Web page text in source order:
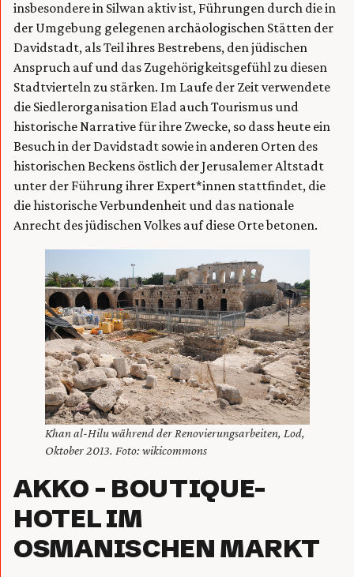
insbesondere in Silwan aktiv ist, Führungen durch die in
der Umgebung gelegenen archäologischen Stätten der
Davidstadt, als Teil ihres Bestrebens, den jüdischen
Anspruch auf und das Zugehörigkeitsgefühl zu diesen
Stadtvierteln zu stärken. Im Laufe der Zeit verwendete
die Siedlerorganisation Elad auch Tourismus und
historische Narrative für ihre Zwecke, so dass heute ein
Besuch in der Davidstadt sowie in anderen Orten des
historischen Beckens östlich der Jerusalemer Altstadt
unter der Führung ihrer Expert*innen stattfindet, die
die historische Verbundenheit und das nationale
Anrecht des jüdischen Volkes auf diese Orte betonen.
Khan al-Hilu während der Renovierungsarbeiten, Lod,
Oktober 2013. Foto: wikicommons
AKKO – BOUTIQUE-
HOTEL IM
OSMANISCHEN MARKT